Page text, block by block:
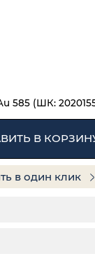
585 (ШК:
В
в один клик